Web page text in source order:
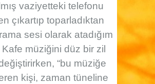
vaziyetteki telefonu
çıkartıp toparladıktan
sesi olarak atadığım
müziğini düz bir zil
“bu müziğe
kişi, zaman tüneline